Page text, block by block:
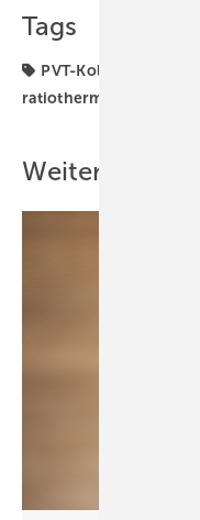
Tags
PVT-Kollektor
ratiotherm
Weitere Inhalte